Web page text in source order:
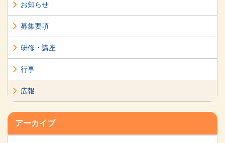
お知らせ
募集要項
研修・講座
行事
広報
アーカイブ